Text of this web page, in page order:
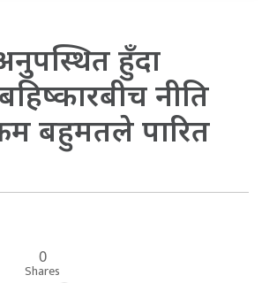
अनुपस्थित हुँदा
नीति
बहुमतले पारित
0
Shares